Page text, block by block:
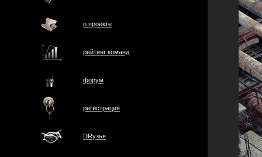
о проектe
рейтинг команд
форум
регистрация
DRузья